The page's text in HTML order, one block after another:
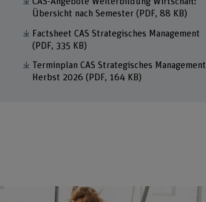
Übersicht nach Semester (PDF, 88 KB)
Factsheet CAS Strategisches Management
(PDF, 335 KB)
Terminplan CAS Strategisches Management
Herbst 2026 (PDF, 164 KB)